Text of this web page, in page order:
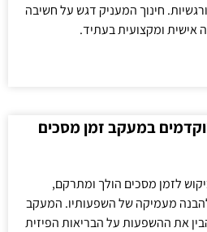
חינוך המעניק דגש על חשיבה
אישית ומקצועית בעתיד.
במעקב זמן מסכים
לזמן מסכים הולך ומתרקם,
מעמיקה של השפעותיו. המעקב
את ההשפעות על הבריאות הפיזית